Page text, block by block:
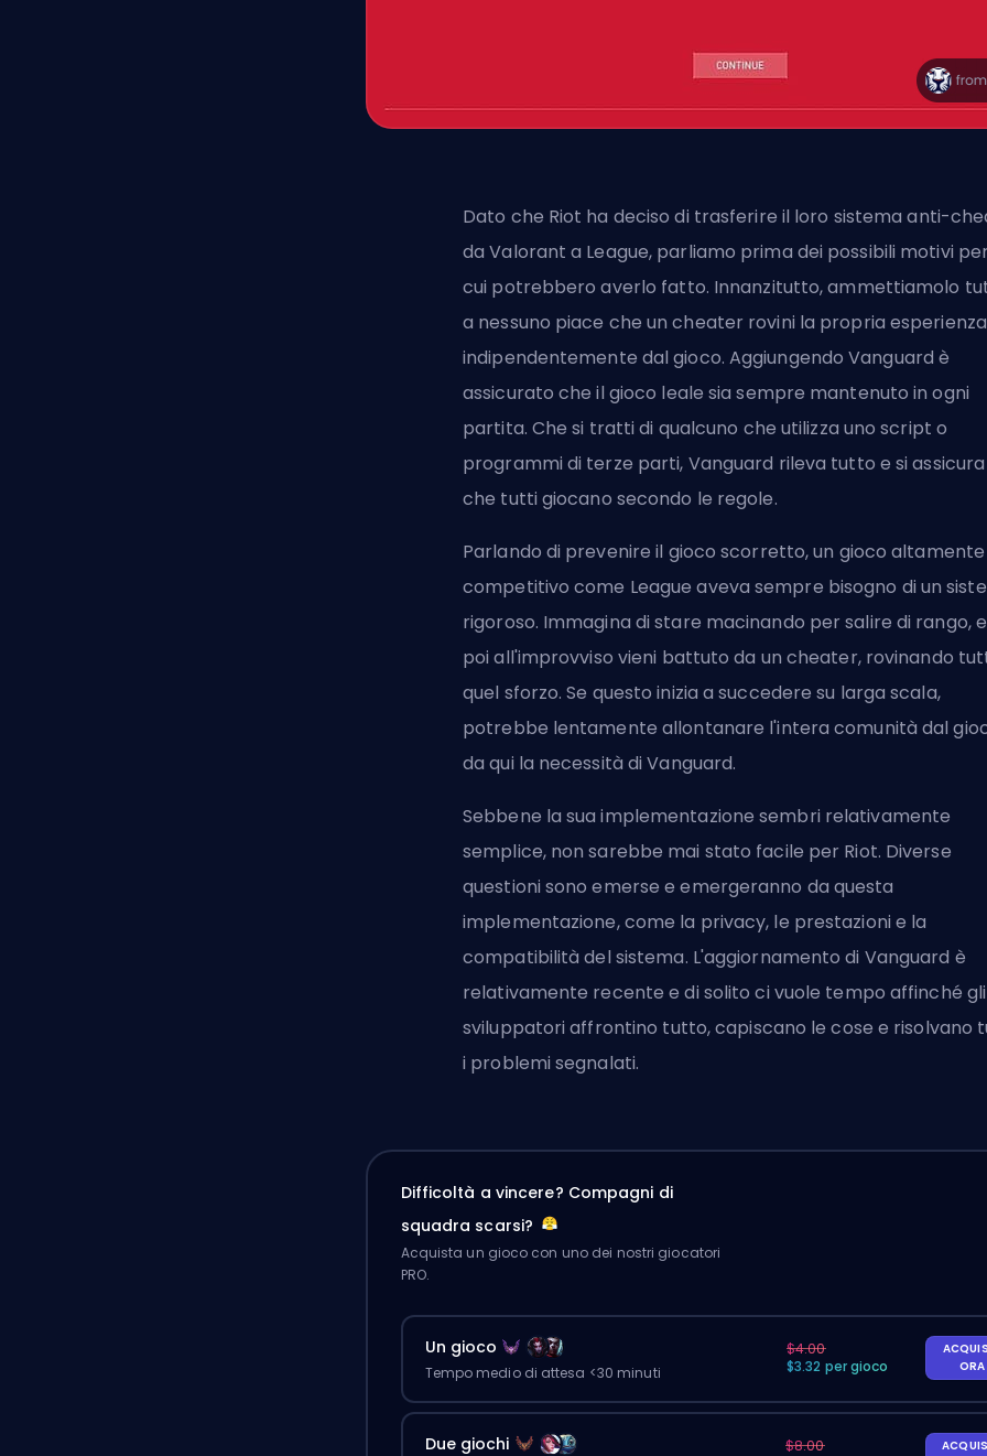
Dato che Riot ha deciso di trasferire il loro sistema anti-
da Valorant a League, parliamo prima dei possibili motivi
cui potrebbero averlo fatto. Innanzitutto, ammettiamolo
a nessuno piace che un cheater rovini la propria
indipendentemente dal gioco. Aggiungendo Vanguard è
assicurato che il gioco leale sia sempre mantenuto in ogni
partita. Che si tratti di qualcuno che utilizza uno script o
programmi di terze parti, Vanguard rileva tutto e si assicura
che tutti giocano secondo le regole.
Parlando di prevenire il gioco scorretto, un gioco altamente
competitivo come League aveva sempre bisogno di un
rigoroso. Immagina di stare macinando per salire di rango, e
poi all'improvviso vieni battuto da un cheater, rovinando
quel sforzo. Se questo inizia a succedere su larga scala,
potrebbe lentamente allontanare l'intera comunità dal
da qui la necessità di Vanguard.
Sebbene la sua implementazione sembri relativamente
semplice, non sarebbe mai stato facile per Riot. Diverse
questioni sono emerse e emergeranno da questa
implementazione, come la privacy, le prestazioni e la
compatibilità del sistema. L'aggiornamento di Vanguard è
relativamente recente e di solito ci vuole tempo affinché gli
sviluppatori affrontino tutto, capiscano le cose e risolvano
i problemi segnalati.
Difficoltà a vincere? Compagni di
squadra scarsi?
Acquista un gioco con uno dei nostri giocatori
PRO.
Un gioco
Tempo medio di attesa <30 minuti
$4.00
$3.32 per gioco
ORA
Due giochi
$8.00